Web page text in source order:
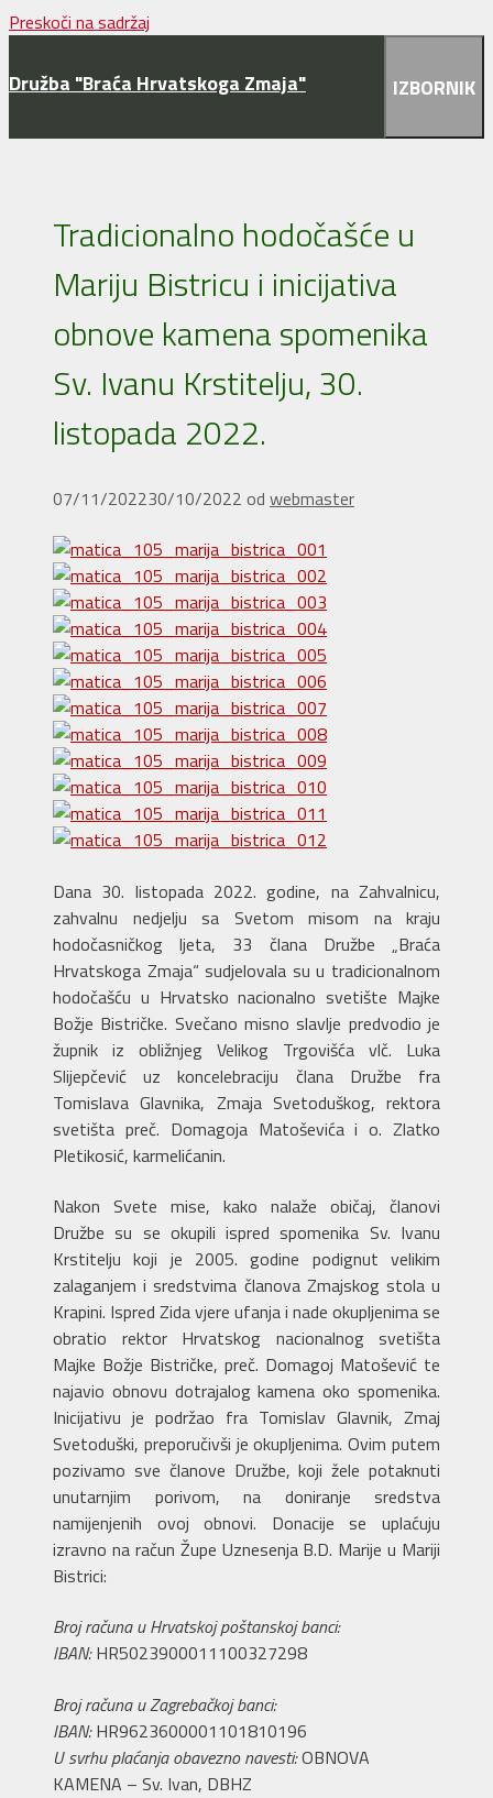
Preskoči na sadržaj
Družba "Braća Hrvatskoga Zmaja" IZBORNIK
Tradicionalno hodočašće u
Mariju Bistricu i inicijativa
obnove kamena spomenika
Sv. Ivanu Krstitelju, 30.
listopada 2022.
07/11/202230/10/2022 od webmaster
Dana 30. listopada 2022. godine, na Zahvalnicu,
zahvalnu nedjelju sa Svetom misom na kraju
hodočasničkog ljeta, 33 člana Družbe „Braća
Hrvatskoga Zmaja“ sudjelovala su u tradicionalnom
hodočašću u Hrvatsko nacionalno svetište Majke
Božje Bistričke. Svečano misno slavlje predvodio je
župnik iz obližnjeg Velikog Trgovišća vlč. Luka
Slijepčević uz koncelebraciju člana Družbe fra
Tomislava Glavnika, Zmaja Svetoduškog, rektora
svetišta preč. Domagoja Matoševića i o. Zlatko
Pletikosić, karmelićanin.
Nakon Svete mise, kako nalaže običaj, članovi
Družbe su se okupili ispred spomenika Sv. Ivanu
Krstitelju koji je 2005. godine podignut velikim
zalaganjem i sredstvima članova Zmajskog stola u
Krapini. Ispred Zida vjere ufanja i nade okupljenima se
obratio rektor Hrvatskog nacionalnog svetišta
Majke Božje Bistričke, preč. Domagoj Matošević te
najavio obnovu dotrajalog kamena oko spomenika.
Inicijativu je podržao fra Tomislav Glavnik, Zmaj
Svetoduški, preporučivši je okupljenima. Ovim putem
pozivamo sve članove Družbe, koji žele potaknuti
unutarnjim porivom, na doniranje sredstva
namijenjenih ovoj obnovi. Donacije se uplaćuju
izravno na račun Župe Uznesenja B.D. Marije u Mariji
Bistrici:
Broj računa u Hrvatskoj poštanskoj banci:
IBAN:HR5023900011100327298
Broj računa u Zagrebačkoj banci:
IBAN:HR9623600001101810196
U svrhu plaćanja obavezno navesti:OBNOVA
KAMENA – Sv. Ivan, DBHZ